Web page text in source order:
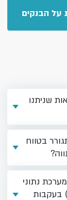
על הבנקים
שניתנו
בטווח
נתוני
בעקבות